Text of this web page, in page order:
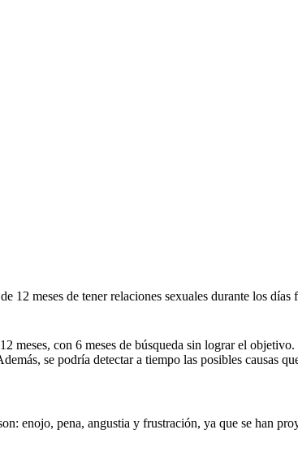
12 meses de tener relaciones sexuales durante los
meses, con 6 meses de búsqueda sin lograr el
se podría detectar a tiempo las posibles causas
enojo, pena, angustia y frustración, ya que se han